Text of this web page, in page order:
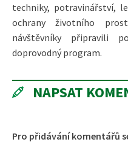
techniky, potravinářství,
ochrany životního
návštěvníky připravili
doprovodný program.
NAPSAT
Pro přidávání komentářů